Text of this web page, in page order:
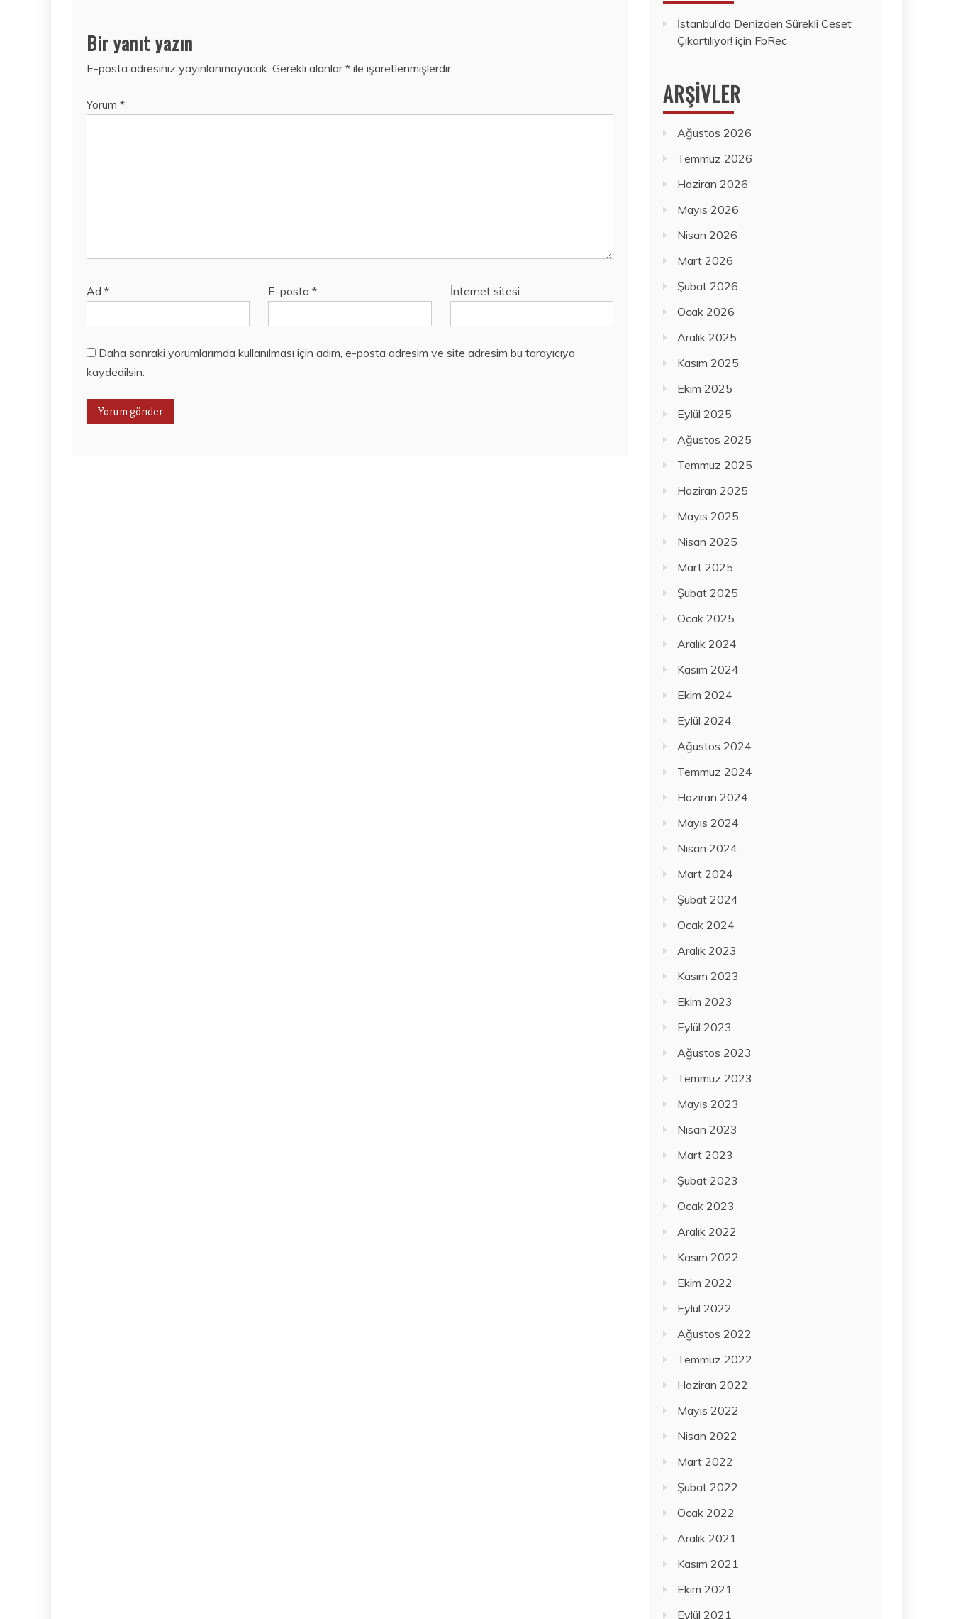
Bir yanıt yazın
E-posta adresiniz yayınlanmayacak. Gerekli alanlar* ile işaretlenmişlerdir
Yorum *
Ad * E-posta* İnternet sitesi
Daha sonraki yorumlarımda kullanılması için adım, e-posta adresim ve site adresim bu tarayıcıya
kaydedilsin.
İstanbul’da Denizden Sürekli Ceset
Çıkartılıyor! için FbRec
ARŞIVLER
Ağustos 2026
Temmuz 2026
Haziran 2026
Mayıs 2026
Nisan 2026
Mart 2026
Şubat 2026
Ocak 2026
Aralık 2025
Kasım 2025
Ekim 2025
Eylül 2025
Ağustos 2025
Temmuz 2025
Haziran 2025
Mayıs 2025
Nisan 2025
Mart 2025
Şubat 2025
Ocak 2025
Aralık 2024
Kasım 2024
Ekim 2024
Eylül 2024
Ağustos 2024
Temmuz 2024
Haziran 2024
Mayıs 2024
Nisan 2024
Mart 2024
Şubat 2024
Ocak 2024
Aralık 2023
Kasım 2023
Ekim 2023
Eylül 2023
Ağustos 2023
Temmuz 2023
Mayıs 2023
Nisan 2023
Mart 2023
Şubat 2023
Ocak 2023
Aralık 2022
Kasım 2022
Ekim 2022
Eylül 2022
Ağustos 2022
Temmuz 2022
Haziran 2022
Mayıs 2022
Nisan 2022
Mart 2022
Şubat 2022
Ocak 2022
Aralık 2021
Kasım 2021
Ekim 2021
Eylül 2021